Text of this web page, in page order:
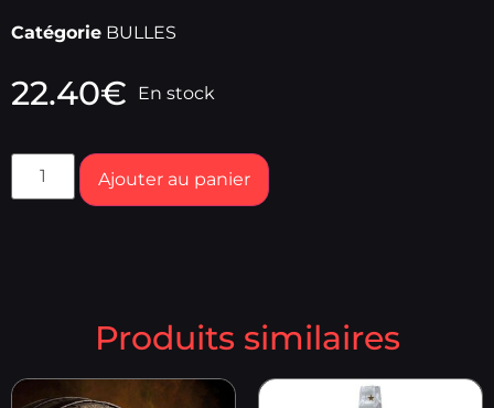
Catégorie BULLES
22.40€ En stock
Ajouter au panier
Produits similaires